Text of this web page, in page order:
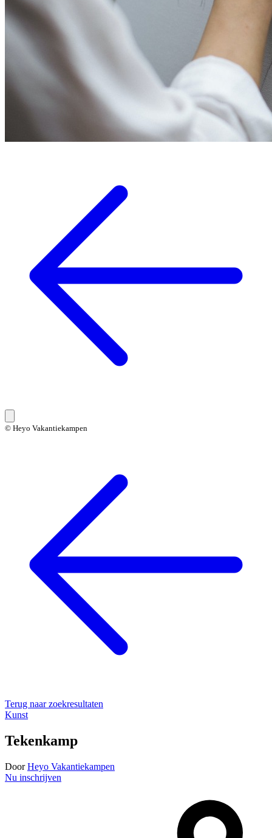
© Heyo Vakantiekampen
Terug naar zoekresultaten
Kunst
Tekenkamp
Door Heyo Vakantiekampen
Nu inschrijven